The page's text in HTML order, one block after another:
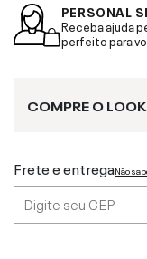
PERSONAL
Receba ajuda
perfeito para
COMPRE O LOOK
Frete e entregaNão